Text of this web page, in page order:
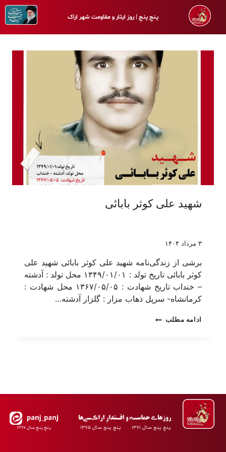
پـنجِ پنـجِ | روز ایثار و مقاومت شهر اراک
شهید علی کوثر بابائی
۳ مرداد ۱۴۰۴
برشی از زندگی‌نامه شهید علی کوثر بابائی شهید علی
کوثر بابائی تاریخ تولد : ۱۳۴۹/۰۱/۰۱ محل تولد : آدشته
– خنداب تاریخ شهادت : ۱۳۶۷/۰۵/۰۵ محل شهادت :
کرمانشاه- سرپل ذهاب مزار : گلزار آدشته…
ادامه مطلب
پـنجِ پنـج سـال ۱۳۶۱ پـنجِ پنـج سـال ۱۳۶۵ پـنجِ پنـجِ سـال ۱۳۶۷